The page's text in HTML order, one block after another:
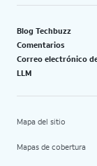
Blog Techbuzz
Comentarios
Correo electrónico
LLM
Mapa del sitio
Mapas de cobertura